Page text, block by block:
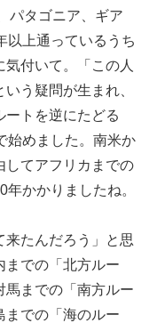
パタゴニア、ギア
以上通っているうち
付いて。「この人
う疑問が生まれ、
ートを逆にたどる
始めました。南米か
してアフリカまでの
かかりましたね。
来たんだろう」と思
までの「北方ルー
馬までの「南方ルー
までの「海のルー